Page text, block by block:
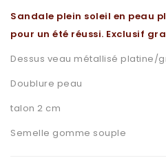
Sandale plein soleil en peau
pour un été réussi. Exclusif
Dessus veau métallisé platine/
Doublure peau
talon 2 cm
Semelle gomme souple